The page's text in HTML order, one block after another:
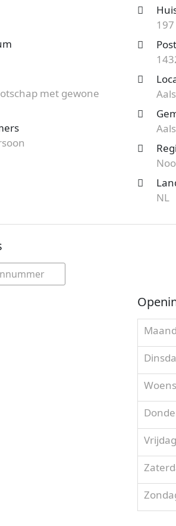
op de kosten!
met gewone
197
NL
Vrijdag